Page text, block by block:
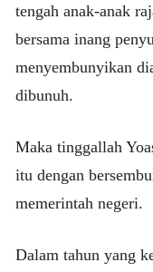
tengah anak-anak
bersama inang
menyembunyikan
dibunuh.
Maka tinggallah
itu dengan
memerintah negeri.
Dalam tahun yang